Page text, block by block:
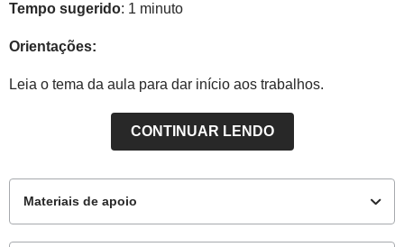
Tempo sugerido: 1 minuto
Orientações:
Leia o tema da aula para dar início aos trabalhos.
CONTINUAR LENDO
Materiais de apoio